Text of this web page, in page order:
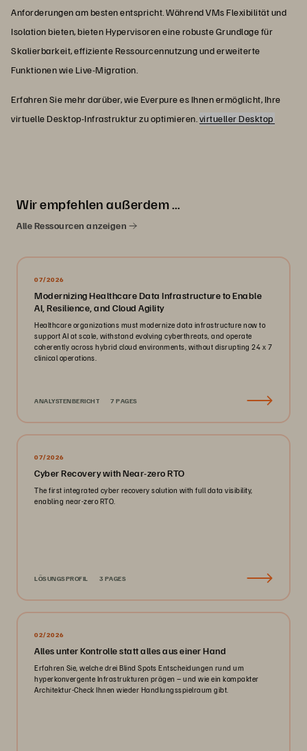
Anforderungen am besten entspricht. Während VMs Flexibilität und
Isolation bieten, bieten Hypervisoren eine robuste Grundlage für
Skalierbarkeit, effiziente Ressourcennutzung und erweiterte
Funktionen wie Live-Migration.
Erfahren Sie mehr darüber, wie Everpure es Ihnen ermöglicht, Ihre
virtuelle Desktop-Infrastruktur zu optimieren.virtueller Desktop
Wir empfehlen außerdem …
Alle Ressourcen anzeigen
07/2026
Modernizing Healthcare Data Infrastructure to Enable
AI, Resilience, and Cloud Agility
Healthcare organizations must modernize data infrastructure now to
support AI at scale, withstand evolving cyberthreats, and operate
coherently across hybrid cloud environments, without disrupting 24 x 7
clinical operations.
ANALYSTENBERICHT 7 PAGES
07/2026
Cyber Recovery with Near-zero RTO
The first integrated cyber recovery solution with full data visibility,
enabling near-zero RTO.
LÖSUNGSPROFIL 3 PAGES
02/2026
Alles unter Kontrolle statt alles aus einer Hand
Erfahren Sie, welche drei Blind Spots Entscheidungen rund um
hyperkonvergente Infrastrukturen prägen – und wie ein kompakter
Architektur‑Check Ihnen wieder Handlungsspielraum gibt.